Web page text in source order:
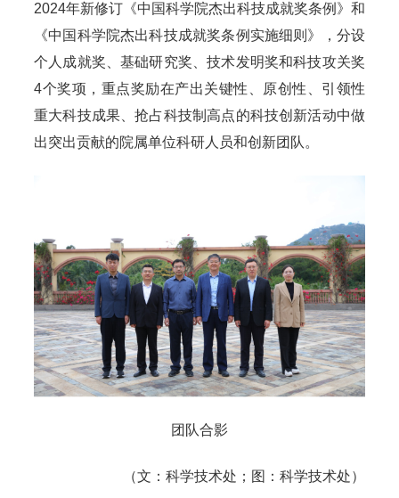
2024年新修订《中国科学院杰出科技成就奖条例》和
《中国科学院杰出科技成就奖条例实施细则》，分设
个人成就奖、基础研究奖、技术发明奖和科技攻关奖
4个奖项，重点奖励在产出关键性、原创性、引领性
重大科技成果、抢占科技制高点的科技创新活动中做
出突出贡献的院属单位科研人员和创新团队。
团队合影
（文：科学技术处；图：科学技术处）